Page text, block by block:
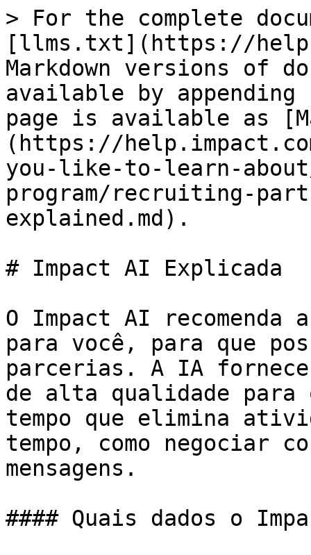
> For the complete
[llms.txt](https://
Markdown versions of
available by
page is available as
(https://
you-like-to-learn-
program/recruiting-
explained.md).
# Impact AI Explicada
O Impact AI recomenda
para você, para que
parcerias. A IA
de alta qualidade para
tempo que elimina
tempo, como negociar
mensagens.
#### Quais dados o